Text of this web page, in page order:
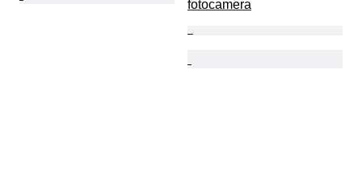
fotocamera